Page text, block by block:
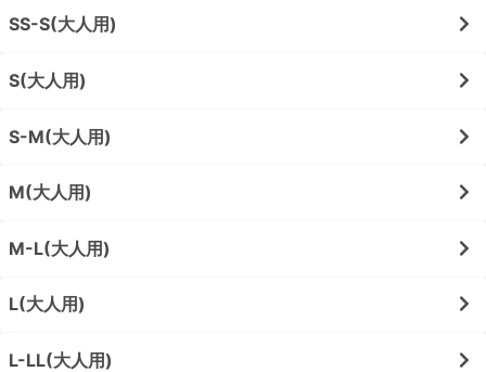
SS-S(大人用)
S(大人用)
S-M(大人用)
M(大人用)
M-L(大人用)
L(大人用)
L-LL(大人用)